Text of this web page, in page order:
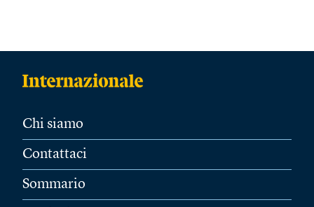
Chi siamo
Contattaci
Sommario